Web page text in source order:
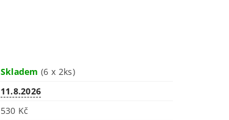
Skladem(6 x 2ks)
11.8.2026
530 Kč